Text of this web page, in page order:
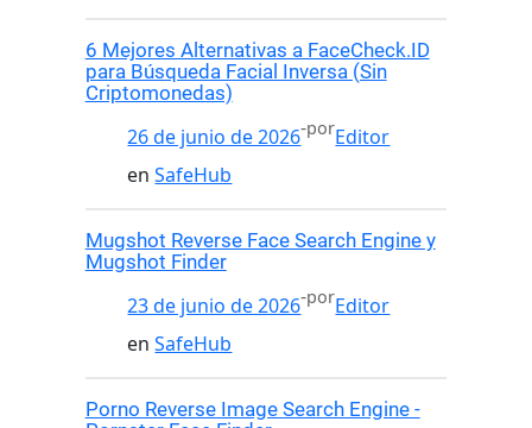
6 Mejores Alternativas a FaceCheck.ID
para Búsqueda Facial Inversa (Sin
Criptomonedas)
26 de junio de 2026-porEditor
enSafeHub
Mugshot Reverse Face Search Engine y
Mugshot Finder
23 de junio de 2026-porEditor
enSafeHub
Porno Reverse Image Search Engine -